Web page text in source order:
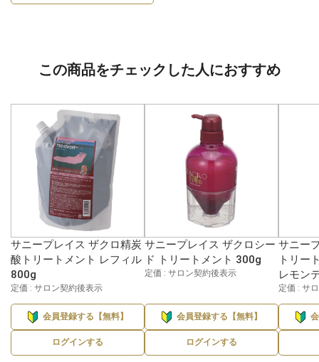
この商品をチェックした人におすすめ
サニープレイス ザクロ精炭
酸トリートメント レフィル
800g
定価 : サロン契約後表示
会員登録する【無料】
ログインする
サニープレイス ザクロシー
ド トリートメント 300g
定価 : サロン契約後表示
会員登録する【無料】
ログインする
サニー
トリー
レモン
定価 : サ